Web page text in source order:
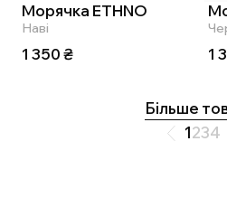
Морячка ETHNO
Наві
1 350₴ 1
Більше
1234